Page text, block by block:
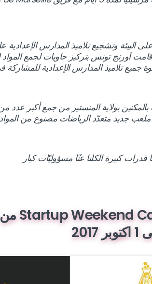
البيئة وتشجيع تلاميذ المدارس الإعدادية
أورنج تونس بتركيز حاويات لجمع المواد
جميع تلاميذ المدارس الإعدادية
وقد تمكنت المدرسة الاعدادية 5 سبتمبر 34 بالمكنين بولاية المنستير من جمع أكبر
جديد متعدّد الرياضات مصنوع من
2017